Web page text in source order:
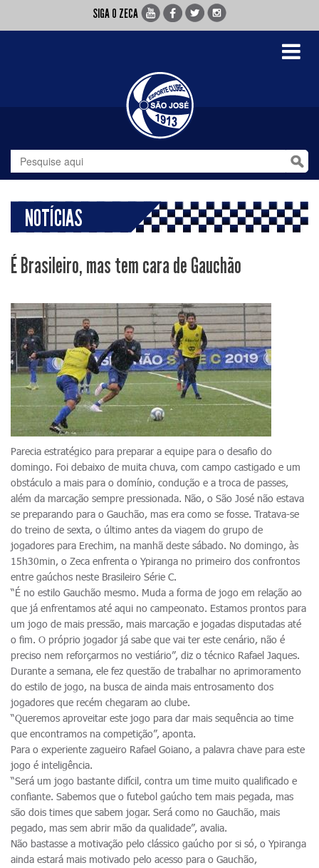
SIGA O ZECA
Toggle
NOTÍCIAS
É Brasileiro, mas tem cara de Gauchão
Parecia estratégico para preparar a equipe para o desafio do
domingo. Foi debaixo de muita chuva, com campo castigado e um
obstáculo a mais para o domínio, condução e a troca de passes,
além da marcação sempre pressionada. Não, o São José não estava
se preparando para o Gauchão, mas era como se fosse. Tratava-se
do treino de sexta, o último antes da viagem do grupo de
jogadores para Erechim, na manhã deste sábado. No domingo, às
15h30min, o Zeca enfrenta o Ypiranga no primeiro dos confrontos
entre gaúchos neste Brasileiro Série C.
“É no estilo Gauchão mesmo. Muda a forma de jogo em relação ao
que já enfrentamos até aqui no campeonato. Estamos prontos para
um jogo de mais pressão, mais marcação e jogadas disputadas até
o fim. O próprio jogador já sabe que vai ter este cenário, não é
preciso nem reforçarmos no vestiário”, diz o técnico Rafael Jaques.
Durante a semana, ele fez questão de trabalhar no aprimoramento
do estilo de jogo, na busca de ainda mais entrosamento dos
jogadores que recém chegaram ao clube.
“Queremos aproveitar este jogo para dar mais sequência ao time
que encontramos na competição”, aponta.
Para o experiente zagueiro Rafael Goiano, a palavra chave para este
jogo é inteligência.
“Será um jogo bastante difícil, contra um time muito qualificado e
confiante. Sabemos que o futebol gaúcho tem mais pegada, mas
são dois times que sabem jogar. Será como no Gauchão, mais
pegado, mas sem abrir mão da qualidade”, avalia.
Não bastasse a motivação pelo clássico gaúcho por si só, o Ypiranga
ainda estará mais motivado pelo acesso para o Gauchão,